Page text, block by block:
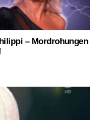
– Mordrohungen